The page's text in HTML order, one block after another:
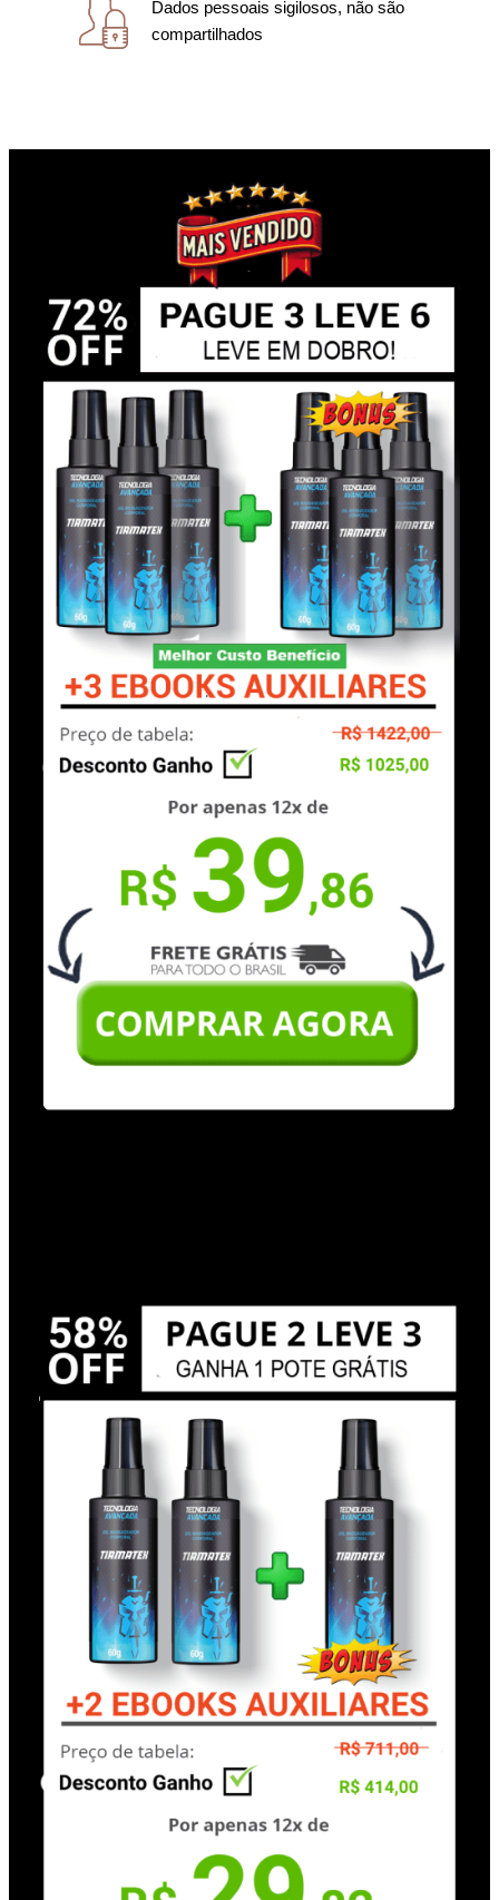
Dados pessoais sigilosos, não são
compartilhados